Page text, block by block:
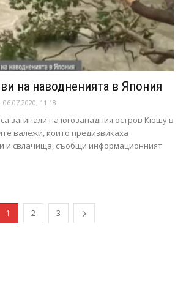
на наводненията в Япония
06.07.2020, 11:18
загинали на югозападния остров Кюшу в
валежи, които предизвикаха
и свлачища, съобщи информационният
1 2 3